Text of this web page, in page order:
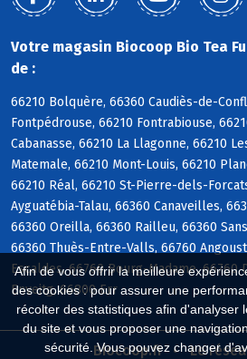
Afin de vous offrir la meilleure
des cookies : pour assurer une
récolter des statistiques afin d'analyser
du site et vous proposer une
sécurité. Vous pouvez changer
Votre magasin Biocoop Bio Tea
de :
66210 Bolquère, 66360 Caudiès-de-
Fontpédrouse, 66210 Fontrabiouse,
Cabanasse, 66210 La Llagonne, 66210
Matemale, 66210 Mont-Louis, 66210
66210 Réal, 66210 St-Pierre-dels-
Ayguatébia-Talau, 66360 Canaveilles,
66360 Oreilla, 66360 Railleu, 66360
66360 Thuès-Entre-Valls, 66760
Escaldes, 66760 Bourg-Madame, 66760
Enveitg, 66800 Err
Biocoop.fr Le